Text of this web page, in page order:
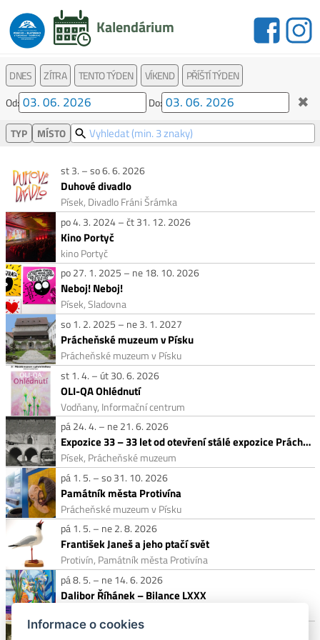
Kalendárium
DNES ZÍTRA TENTO TÝDEN VÍKEND
PŘÍŠTÍ TÝDEN
Od:
Do: ✖
TYP MÍSTO
st 3. – so 6. 6. 2026
Duhové divadlo
Písek, Divadlo Fráni Šrámka
po 4. 3. 2024 – čt 31. 12. 2026
Kino Portyč
kino Portyč
po 27. 1. 2025 – ne 18. 10. 2026
Neboj! Neboj!
Písek, Sladovna
so 1. 2. 2025 – ne 3. 1. 2027
Prácheňské muzeum v Písku
Prácheňské muzeum v Písku
st 1. 4. – út 30. 6. 2026
OLI-QA Ohlédnutí
Vodňany, Informační centrum
pá 24. 4. – ne 21. 6. 2026
Expozice 33 – 33 let od otevření stálé expozice Prácheňského muzea
Písek, Prácheňské muzeum
pá 1. 5. – so 31. 10. 2026
Památník města Protivína
Prácheňské muzeum v Písku
pá 1. 5. – ne 2. 8. 2026
František Janeš a jeho ptačí svět
Protivín, Památník města Protivína
pá 8. 5. – ne 14. 6. 2026
Dalibor Říhánek – Bilance LXXX
pá 22. 5. – ne 23. 8. 2026
Informace o cookies